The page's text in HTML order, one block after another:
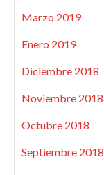
Marzo 2019
Enero 2019
Diciembre 2018
Noviembre 2018
Octubre 2018
Septiembre 2018